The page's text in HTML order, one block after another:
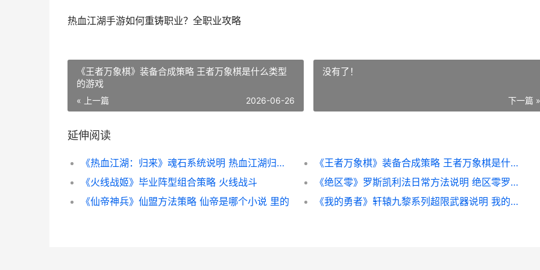
热血江湖手游如何重铸职业？全职业攻略
《王者万象棋》装备合成策略 王者万象棋是什么类型
的游戏
« 上一篇 2026-06-26
没有了！
下一篇 »
延伸阅读
《热血江湖：归来》魂石系统说明 热血江湖归来兑换码
《王者万象棋》装备合成策略 王者万象棋是什么类型的游戏
《火线战姬》毕业阵型组合策略 火线战斗
《绝区零》罗斯凯利法日常方法说明 绝区零罗斯凯利法
《仙帝神兵》仙盟方法策略 仙帝是哪个小说 里的
《我的勇者》轩辕九黎系列超限武器说明 我的勇者轩辕九黎